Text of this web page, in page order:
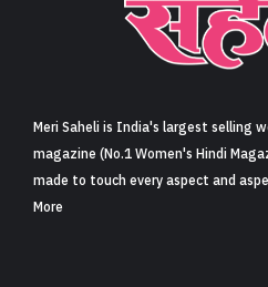
Meri Saheli is India's largest selling
magazine (No.1 Women's Hindi
made to touch every aspect and
More